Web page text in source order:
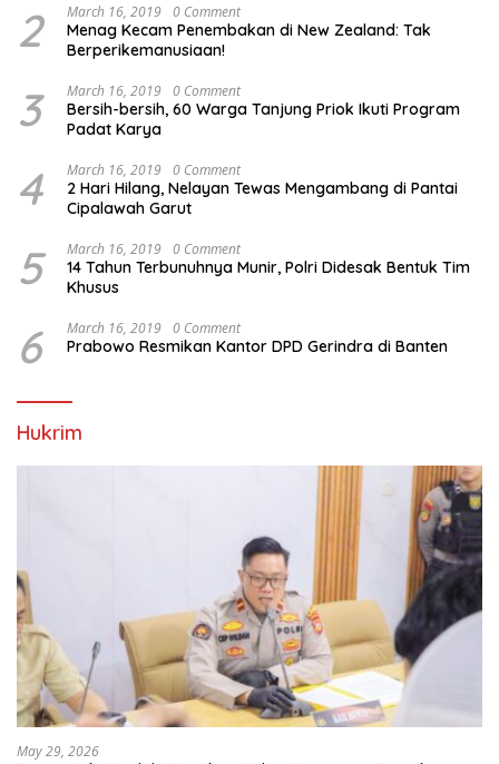
2 March 16, 2019 0 Comment
Menag Kecam Penembakan di New Zealand: Tak
Berperikemanusiaan!
3 March 16, 2019 0 Comment
Bersih-bersih, 60 Warga Tanjung Priok Ikuti Program
Padat Karya
4 March 16, 2019 0 Comment
2 Hari Hilang, Nelayan Tewas Mengambang di Pantai
Cipalawah Garut
5 March 16, 2019 0 Comment
14 Tahun Terbunuhnya Munir, Polri Didesak Bentuk Tim
Khusus
6 March 16, 2019 0 Comment
Prabowo Resmikan Kantor DPD Gerindra di Banten
Hukrim
May 29, 2026